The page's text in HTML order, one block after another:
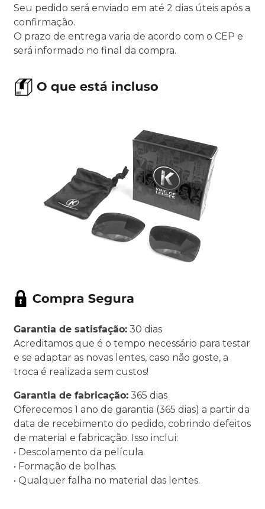
Seu pedido será enviado em até 2 dias úteis após a
confirmação.
O prazo de entrega varia de acordo com o CEP e
será informado no final da compra.
Garantia de satisfação: 30 dias
Acreditamos que é o tempo necessário para testar
e se adaptar as novas lentes, caso não goste, a
troca é realizada sem custos!
Garantia de fabricação: 365 dias
Oferecemos 1 ano de garantia (365 dias) a partir da
data de recebimento do pedido, cobrindo defeitos
de material e fabricação. Isso inclui:
• Descolamento da película.
• Formação de bolhas.
• Qualquer falha no material das lentes.